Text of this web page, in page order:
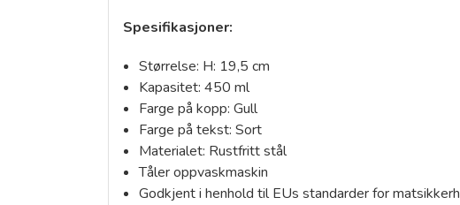
Spesifikasjoner:
Størrelse: H: 19,5 cm
Kapasitet: 450 ml
Farge på kopp: Gull
Farge på tekst: Sort
Materialet: Rustfritt stål
Tåler oppvaskmaskin
Godkjent i henhold til EUs standarder for